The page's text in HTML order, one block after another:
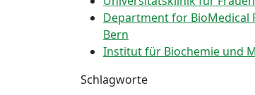
Department for BioMedical
Bern
Institut für Biochemie und
Schlagworte